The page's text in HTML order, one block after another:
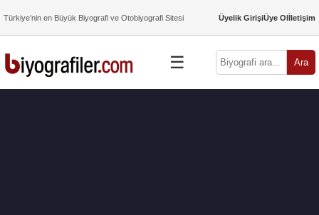
Türkiye’nin en Büyük Biyografi ve Otobiyografi Sitesi Üyelik GirişiÜye Olİletişim
☰ Ara